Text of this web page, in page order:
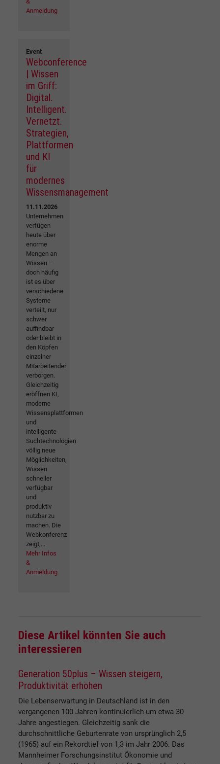
Anmeldung
Event
Webconference
| Wissen
im Griff:
Digital.
Intelligent.
Vernetzt.
Strategien,
Plattformen
und KI
für
modernes
Wissensmanagement
11.11.2026
Unternehmen
verfügen
heute über
enorme
Mengen an
Wissen –
doch häufig
ist es über
verschiedene
Systeme
verteilt, nur
schwer
auffindbar
oder bleibt in
den Köpfen
einzelner
Mitarbeitender
verborgen.
Gleichzeitig
eröffnen KI,
moderne
Wissensplattformen
und
intelligente
Suchtechnologien
völlig neue
Möglichkeiten,
Wissen
schneller
verfügbar
und
produktiv
nutzbar zu
machen. Die
Webkonferenz
zeigt,...
Mehr Infos
&
Anmeldung
Diese Artikel könnten Sie auch
interessieren
Generation 50plus – Wissen steigern,
Produktivität erhöhen
Die Lebenserwartung in Deutschland ist in den
vergangenen 100 Jahren kontinuierlich um etwa 30
Jahre angestiegen. Gleichzeitig sank die
durchschnittliche Geburtenrate von ursprünglich 2,5
(1965) auf ein Rekordtief von 1,3 im Jahr 2006. Das
Mannheimer Forschungsinstitut Ökonomie und